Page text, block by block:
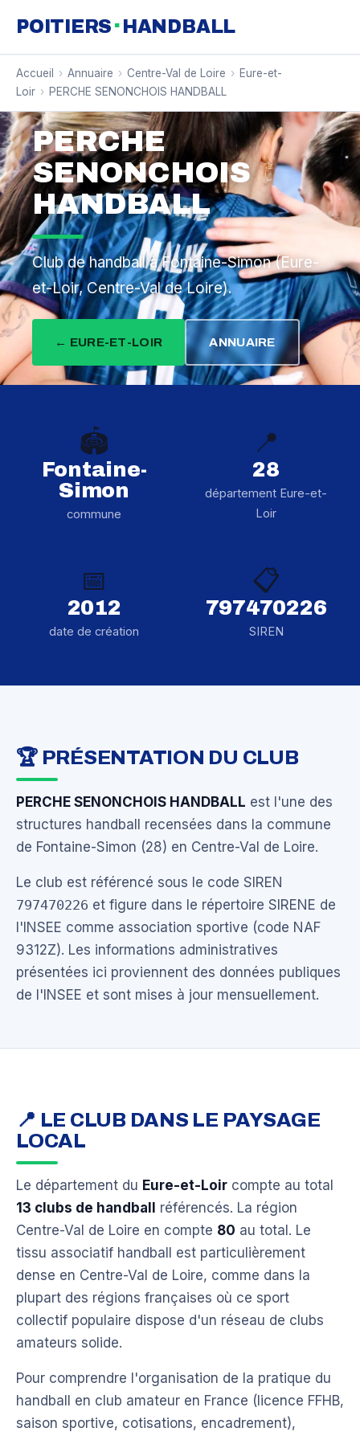
POITIERS · HANDBALL
Accueil › Annuaire › Centre-Val de Loire › Eure-et-
Loir › PERCHE SENONCHOIS HANDBALL
PERCHE
SENONCHOIS
HANDBALL
Club de handball à Fontaine-Simon (Eure-
et-Loir, Centre-Val de Loire).
← EURE-ET-LOIR ANNUAIRE
🏟️
Fontaine-
Simon
commune
📍
28
département Eure-et-
Loir
📅
2012
date de création
📋
797470226
SIREN
🏆 PRÉSENTATION DU CLUB
PERCHE SENONCHOIS HANDBALL est l'une des
structures handball recensées dans la commune
de Fontaine-Simon (28) en Centre-Val de Loire.
Le club est référencé sous le code SIREN
797470226 et figure dans le répertoire SIRENE de
l'INSEE comme association sportive (code NAF
9312Z). Les informations administratives
présentées ici proviennent des données publiques
de l'INSEE et sont mises à jour mensuellement.
📍 LE CLUB DANS LE PAYSAGE
LOCAL
Le département du Eure-et-Loir compte au total
13 clubs de handball
référencés. La région
Centre-Val de Loire en compte 80 au total. Le
tissu associatif handball est particulièrement
dense en Centre-Val de Loire, comme dans la
plupart des régions françaises où ce sport
collectif populaire dispose d'un réseau de clubs
amateurs solide.
Pour comprendre l'organisation de la pratique du
handball en club amateur en France (licence FFHB,
saison sportive, cotisations, encadrement),